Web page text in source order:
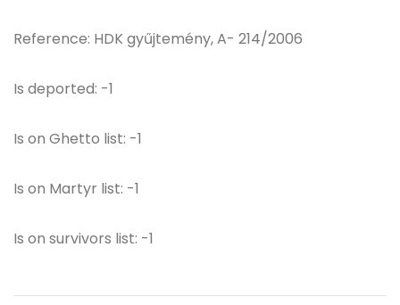
Reference: HDK gyűjtemény, A- 214/2006
Is deported: -1
Is on Ghetto list: -1
Is on Martyr list: -1
Is on survivors list: -1